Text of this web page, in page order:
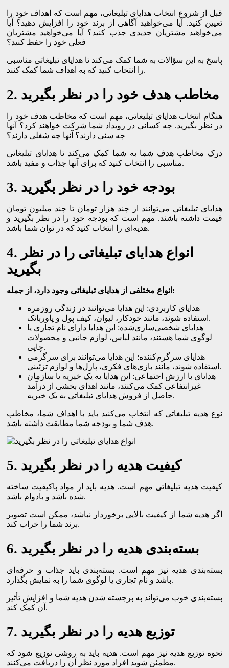
قبل از شروع انتخاب هدایای تبلیغاتی، مهم است که اهداف خود را
تعیین کنید. آیا می‌خواهید آگاهی از برند خود را افزایش دهید؟ آیا
می‌خواهید مشتریان جدیدی جذب کنید؟ آیا می‌خواهید مشتریان
فعلی خود را حفظ کنید؟
پاسخ به این سؤالات به شما کمک می‌کند تا هدایای تبلیغاتی مناسبی
را انتخاب کنید که به اهداف شما کمک کنند.
2. مخاطب هدف خود را در نظر بگیرید
هنگام انتخاب هدایای تبلیغاتی، مهم است که مخاطب هدف خود را
در نظر بگیرید. چه کسانی در رویداد شما شرکت خواهند کرد؟ آنها
چه سنی دارند؟ آنها چه شغلی دارند؟
درک مخاطب هدف شما به شما کمک می‌کند تا هدایای تبلیغاتی
مناسبی را انتخاب کنید که برای آنها جذاب و مفید باشد.
3. بودجه خود را در نظر بگیرید
هدایای تبلیغاتی می‌توانند از چند هزار تومان تا چند میلیون تومان
قیمت داشته باشند. مهم است که بودجه خود را در نظر بگیرید و
هدیه‌ای را انتخاب کنید که در توان شما باشد.
4. انواع هدایای تبلیغاتی را در نظر
بگیرید
انواع مختلفی از هدایای تبلیغاتی وجود دارد، از جمله:
هدایای کاربردی: این هدایا می‌توانند در زندگی روزمره
استفاده شوند، مانند خودکار، لیوان، کیف پول و پاوربانک.
هدایای شخصی‌سازی‌شده: این هدایا دارای نام تجاری یا
لوگوی شما هستند، مانند لباس، لوازم جانبی و محصولات
چاپی.
هدایای سرگرم‌کننده: این هدایا می‌توانند برای سرگرمی
استفاده شوند، مانند بازی‌های فکری، پازل‌ها و لوازم تزئینی.
هدایای با ارزش اجتماعی: این هدایا به یک خیریه یا سازمان
غیرانتفاعی کمک می‌کنند، مانند اهدای بخشی از درآمد
حاصل از فروش هدایای تبلیغاتی به یک خیریه.
نوع هدیه تبلیغاتی که انتخاب می‌کنید باید با اهداف شما، مخاطب
هدف شما و بودجه شما مطابقت داشته باشد.
5. کیفیت هدیه را در نظر بگیرید
کیفیت هدیه تبلیغاتی مهم است. هدیه باید از مواد باکیفیت ساخته
شده باشد و بادوام باشد.
اگر هدیه شما از کیفیت بالایی برخوردار نباشد، ممکن است تصویر
برند شما را خراب کند.
6. بسته‌بندی هدیه را در نظر بگیرید
بسته‌بندی هدیه نیز مهم است. بسته‌بندی باید جذاب و حرفه‌ای
باشد و نام تجاری یا لوگوی شما را به نمایش بگذارد.
بسته‌بندی خوب می‌تواند به برجسته شدن هدیه شما و افزایش تأثیر
آن کمک کند.
7. توزیع هدیه را در نظر بگیرید
نحوه توزیع هدیه نیز مهم است. هدیه باید به روشی توزیع شود که
مطمئن شوید افراد مورد نظر آن را دریافت می‌کنند.